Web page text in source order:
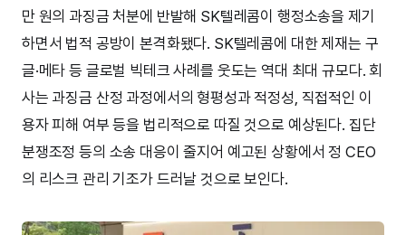
만 원의 과징금 처분에 반발해 SK텔레콤이 행정소송을 제기
하면서 법적 공방이 본격화됐다. SK텔레콤에 대한 제재는 구
글·메타 등 글로벌 빅테크 사례를 웃도는 역대 최대 규모다. 회
사는 과징금 산정 과정에서의 형평성과 적정성, 직접적인 이
용자 피해 여부 등을 법리적으로 따질 것으로 예상된다. 집단
분쟁조정 등의 소송 대응이 줄지어 예고된 상황에서 정 CEO
의 리스크 관리 기조가 드러날 것으로 보인다.